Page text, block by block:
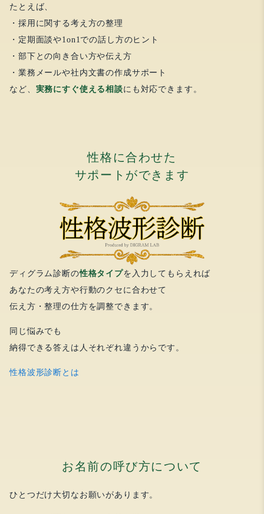
たとえば、
・採用に関する考え方の整理
・定期面談や1on1での話し方のヒント
・部下との向き合い方や伝え方
・業務メールや社内文書の作成サポート
など、 実務にすぐ使える相談にも対応できます。
性格に合わせた
サポートができます
ディグラム診断の性格タイプを入力してもらえれば
あなたの考え方や行動のクセに合わせて
伝え方・整理の仕方を調整できます。
同じ悩みでも
納得できる答えは人それぞれ違うからです。
性格波形診断とは
お名前の呼び方について
ひとつだけ大切なお願いがあります。